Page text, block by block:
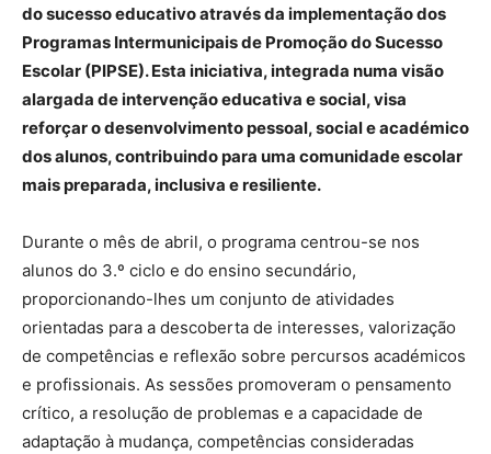
do sucesso educativo através da implementação dos
Programas Intermunicipais de Promoção do Sucesso
Escolar (PIPSE). Esta iniciativa, integrada numa visão
alargada de intervenção educativa e social, visa
reforçar o desenvolvimento pessoal, social e académico
dos alunos, contribuindo para uma comunidade escolar
mais preparada, inclusiva e resiliente.
Durante o mês de abril, o programa centrou-se nos
alunos do 3.º ciclo e do ensino secundário,
proporcionando-lhes um conjunto de atividades
orientadas para a descoberta de interesses, valorização
de competências e reflexão sobre percursos académicos
e profissionais. As sessões promoveram o pensamento
crítico, a resolução de problemas e a capacidade de
adaptação à mudança, competências consideradas